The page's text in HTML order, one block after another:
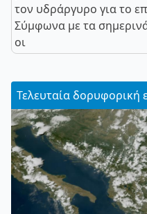
τον υδράργυρο για το
Σύμφωνα με τα
οι
Τελευταία δορυφορική